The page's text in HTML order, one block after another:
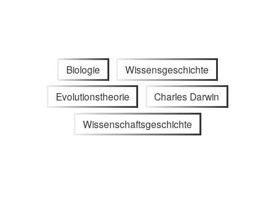
Biologie Wissensgeschichte
Evolutionstheorie Charles Darwin
Wissenschaftsgeschichte